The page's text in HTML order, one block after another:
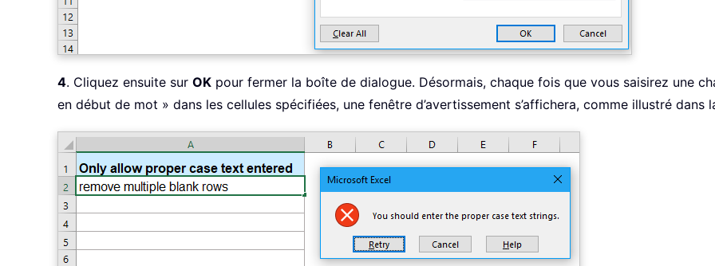
4. Cliquez ensuite sur OK pour fermer la boîte de dialogue. Désormais, chaque fois que vous saisirez une
en début de mot » dans les cellules spécifiées, une fenêtre d’avertissement s’affichera, comme illustré dans